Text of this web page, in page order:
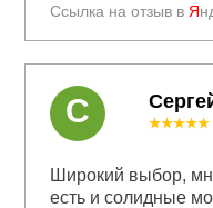
Ссылка на отзыв в Я
★★★★★
Широкий выбор,
есть и солидные
С